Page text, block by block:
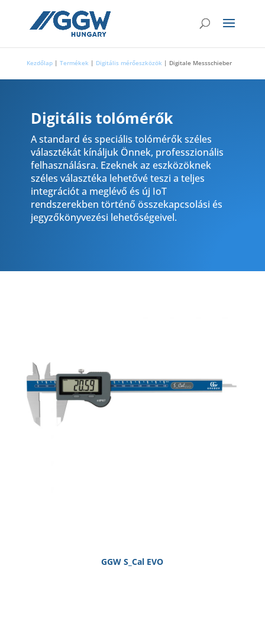
Kezdőlap| Termékek | Digitális mérőeszközök | Digitale Messschieber
Digitális tolómérők
A standard és speciális tolómérők széles
választékát kínáljuk Önnek, professzionális
felhasználásra. Ezeknek az eszközöknek
széles választéka lehetővé teszi a teljes
integrációt a meglévő és új IoT
rendszerekben történő összekapcsolási és
jegyzőkönyvezési lehetőségeivel.
GGW S_Cal EVO